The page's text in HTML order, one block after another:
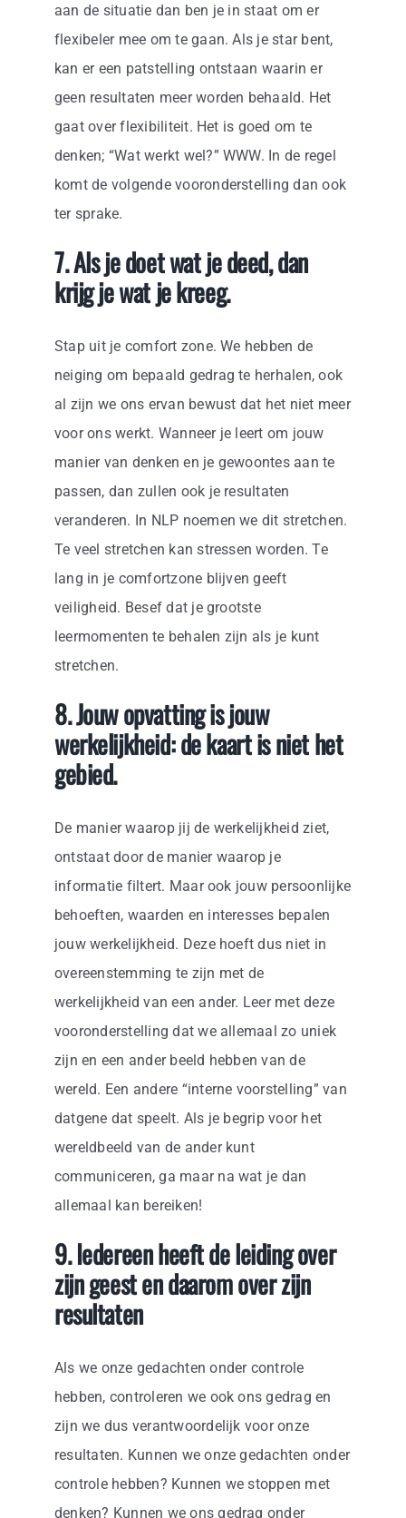
aan de situatie dan ben je in staat om er
flexibeler mee om te gaan. Als je star bent,
kan er een patstelling ontstaan waarin er
geen resultaten meer worden behaald. Het
gaat over flexibiliteit. Het is goed om te
denken; “Wat werkt wel?” WWW. In de regel
komt de volgende vooronderstelling dan ook
ter sprake.
7. Als je doet wat je deed, dan
krijg je wat je kreeg.
Stap uit je comfort zone. We hebben de
neiging om bepaald gedrag te herhalen, ook
al zijn we ons ervan bewust dat het niet meer
voor ons werkt. Wanneer je leert om jouw
manier van denken en je gewoontes aan te
passen, dan zullen ook je resultaten
veranderen. In NLP noemen we dit stretchen.
Te veel stretchen kan stressen worden. Te
lang in je comfortzone blijven geeft
veiligheid. Besef dat je grootste
leermomenten te behalen zijn als je kunt
stretchen.
8. Jouw opvatting is jouw
werkelijkheid: de kaart is niet het
gebied.
De manier waarop jij de werkelijkheid ziet,
ontstaat door de manier waarop je
informatie filtert. Maar ook jouw persoonlijke
behoeften, waarden en interesses bepalen
jouw werkelijkheid. Deze hoeft dus niet in
overeenstemming te zijn met de
werkelijkheid van een ander. Leer met deze
vooronderstelling dat we allemaal zo uniek
zijn en een ander beeld hebben van de
wereld. Een andere “interne voorstelling” van
datgene dat speelt. Als je begrip voor het
wereldbeeld van de ander kunt
communiceren, ga maar na wat je dan
allemaal kan bereiken!
9. Iedereen heeft de leiding over
zijn geest en daarom over zijn
resultaten
Als we onze gedachten onder controle
hebben, controleren we ook ons gedrag en
zijn we dus verantwoordelijk voor onze
resultaten. Kunnen we onze gedachten onder
controle hebben? Kunnen we stoppen met
denken? Kunnen we ons gedrag onder